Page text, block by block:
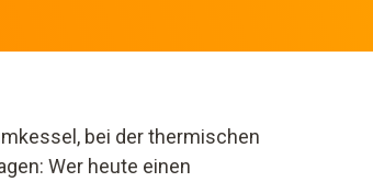
bei der thermischen
Wer heute einen